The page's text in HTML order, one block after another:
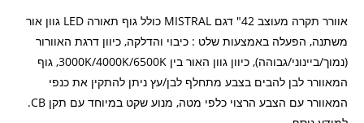
אוורר תקרה מעוצב 42" דגם MISTRAL כולל גוף תאורה LED גוון אור
משתנה, הפעלה באמצעות שלט : כיבוי והדלקה, כיוון דרגת האוורור
(נמוך/ביינוני/גבוהה), כיוון גוון האור בין 3000K/4000K/6500K, גוף
המאוורר לבן להבים בצבע מתחלף לבן/עץ ניתן להתקין את כנפי
המאוורר עם הצבע הרצוי כלפי מטה, מנוע שקט במיוחד עם תקן CB.